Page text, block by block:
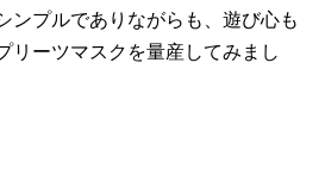
ンプルでありながらも、遊び心も
リーツマスクを量産してみまし